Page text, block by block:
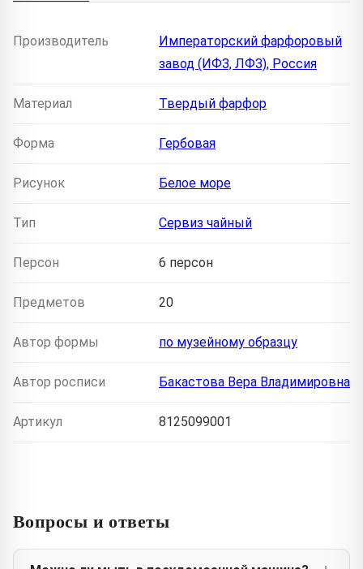
Производитель
Императорский фарфоровый
завод (ИФЗ, ЛФЗ), Россия
Материал Твердый фарфор
Форма Гербовая
Рисунок Белое море
Тип Сервиз чайный
Персон 6 персон
Предметов 20
Автор формы по музейному образцу
Автор росписи Бакастова Вера Владимировна
Артикул 8125099001
Вопросы и ответы